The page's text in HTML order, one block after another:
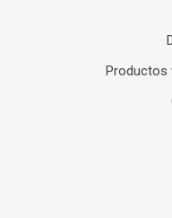
Productos